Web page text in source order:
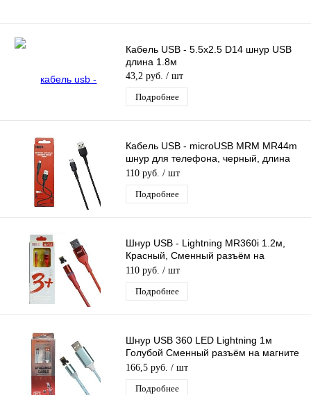
Кабель USB - 5.5x2.5 D14 шнур USB
длина 1.8м
43,2 руб. / шт
Подробнее
Кабель USB - microUSB MRM MR44m
шнур для телефона, черный, длина
1м
110 руб. / шт
Подробнее
Шнур USB - Lightning MR360i 1.2м,
Красный, Сменный разъём на
магните 360 градусов Силиконовый
110 руб. / шт
Подробнее
Шнур USB 360 LED Lightning 1м
Голубой Сменный разъём на магните
360 градусов светящийся Бегущие
Огни
166,5 руб. / шт
Подробнее